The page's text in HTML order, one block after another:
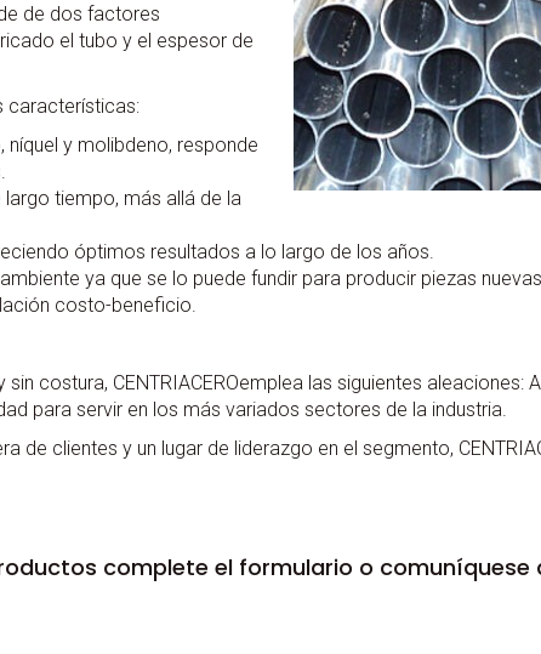
de dos factores
el tubo y el espesor de
características:
y molibdeno, responde
tiempo, más allá de la
óptimos resultados a lo largo de los años.
ya que se lo puede fundir para producir piezas
costo-beneficio.
costura, CENTRIACEROemplea las siguientes
para servir en los más variados sectores de la industria.
de clientes y un lugar de liderazgo en el segmento,
complete el formulario o comuníquese